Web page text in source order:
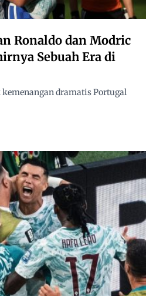
Ronaldo dan Modric
Sebuah Era di
dramatis Portugal